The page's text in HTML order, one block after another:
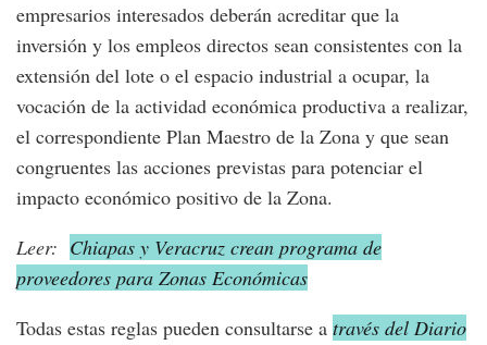
empresarios interesados deberán acreditar que la
inversión y los empleos directos sean consistentes con la
extensión del lote o el espacio industrial a ocupar, la
vocación de la actividad económica productiva a realizar,
el correspondiente Plan Maestro de la Zona y que sean
congruentes las acciones previstas para potenciar el
impacto económico positivo de la Zona.
Leer: Chiapas y Veracruz crean programa de
proveedores para Zonas Económicas
Todas estas reglas pueden consultarse a través del Diario